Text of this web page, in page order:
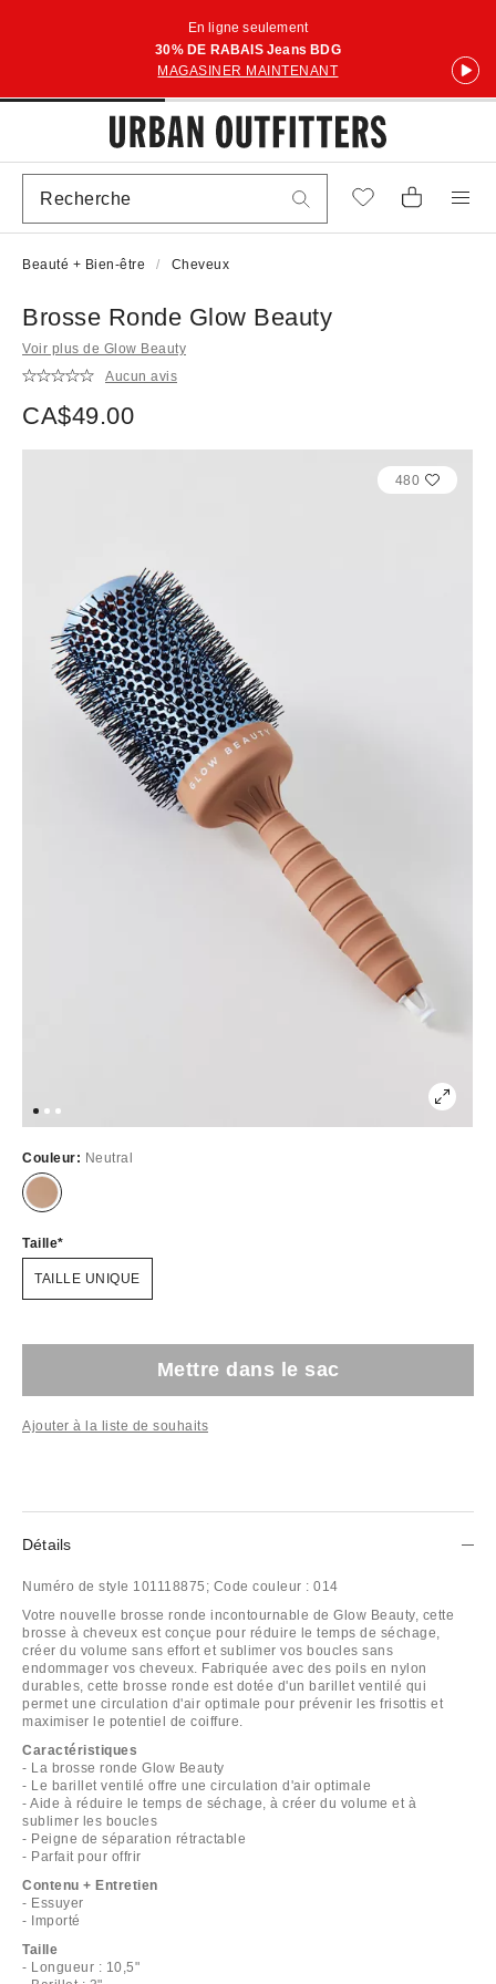
En ligne seulement
30% DE RABAIS Jeans BDG
MAGASINER MAINTENANT
Beauté + Bien-être Cheveux
Brosse Ronde Glow Beauty
Voir plus de Glow Beauty
Aucun avis
CA$49.00
480
Couleur: Neutral
Taille
TAILLE UNIQUE
Mettre dans le sac
Ajouter à la liste de souhaits
Détails
Numéro de style 101118875; Code couleur : 014
Votre nouvelle brosse ronde incontournable de Glow Beauty, cette
brosse à cheveux est conçue pour réduire le temps de séchage,
créer du volume sans effort et sublimer vos boucles sans
endommager vos cheveux. Fabriquée avec des poils en nylon
durables, cette brosse ronde est dotée d'un barillet ventilé qui
permet une circulation d'air optimale pour prévenir les frisottis et
maximiser le potentiel de coiffure.
Caractéristiques
- La brosse ronde Glow Beauty
- Le barillet ventilé offre une circulation d'air optimale
- Aide à réduire le temps de séchage, à créer du volume et à
sublimer les boucles
- Peigne de séparation rétractable
- Parfait pour offrir
Contenu + Entretien
- Essuyer
- Importé
Taille
- Longueur : 10,5"